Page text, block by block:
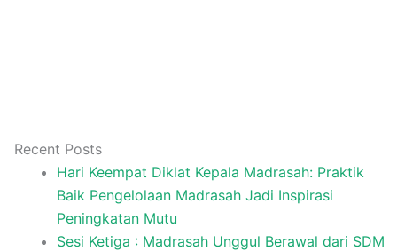
Recent Posts
Hari Keempat Diklat Kepala Madrasah: Praktik
Baik Pengelolaan Madrasah Jadi Inspirasi
Peningkatan Mutu
Sesi Ketiga : Madrasah Unggul Berawal dari SDM